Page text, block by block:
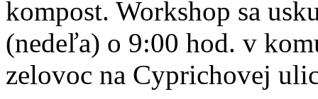
kompost. Workshop sa
(nedeľa) o 9:00 hod. v
zelovoc na Cyprichovej